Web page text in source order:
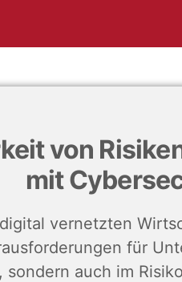
von
mit
vernetzten
für
auch im